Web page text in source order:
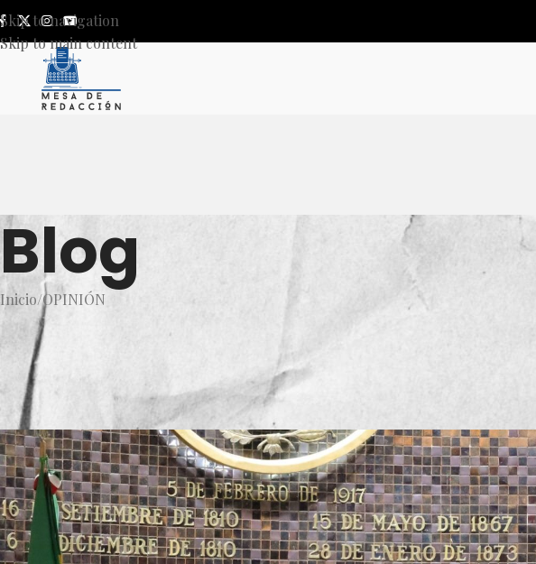
Skip to navigation
Skip to main content
Blog
Inicio OPINIÓN
El madruguete que no fue: traiciones,
Congreso de Jalisco
Activado 8